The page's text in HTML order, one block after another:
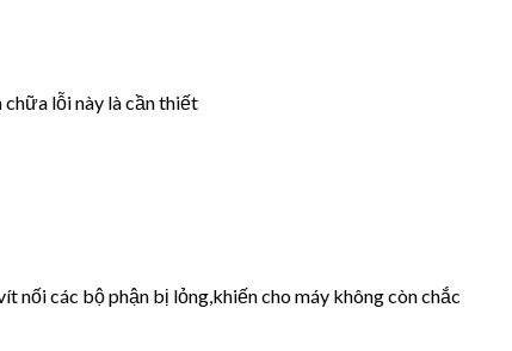
chữa lỗi này là cần thiết
nối các bộ phận bị lỏng,khiến cho máy không còn chắc